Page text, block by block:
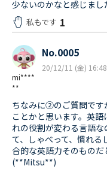
少ないのかなと感じまし
私もです 1
mi****
**
No.0005
20/12/11 (金) 16:48
ちなみに②のご質問です
ことかと思います。英
れの役割が変わる言語
て、しゃべって、慣れ
合的な英語力そのものだ
(**Mitsu**)